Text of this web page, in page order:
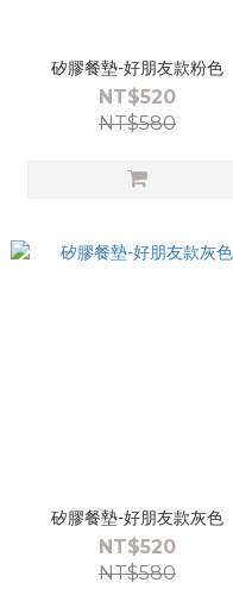
矽膠餐墊-好朋友款粉色
NT$520
NT$580
矽膠餐墊-好朋友款灰色
NT$520
NT$580